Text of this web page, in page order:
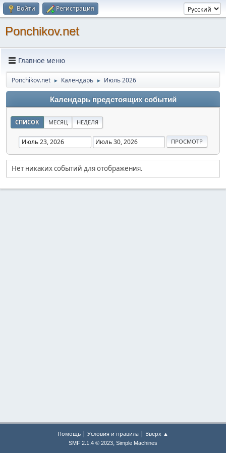
Войти Регистрация
Ponchikov.net
Главное меню
Ponchikov.net ► Календарь ► Июль 2026
Календарь предстоящих событий
СПИСОК МЕСЯЦ НЕДЕЛЯ
Нет никаких событий для отображения.
Помощь | Условия и правила | Вверх ▲
SMF 2.1.4 © 2023, Simple Machines